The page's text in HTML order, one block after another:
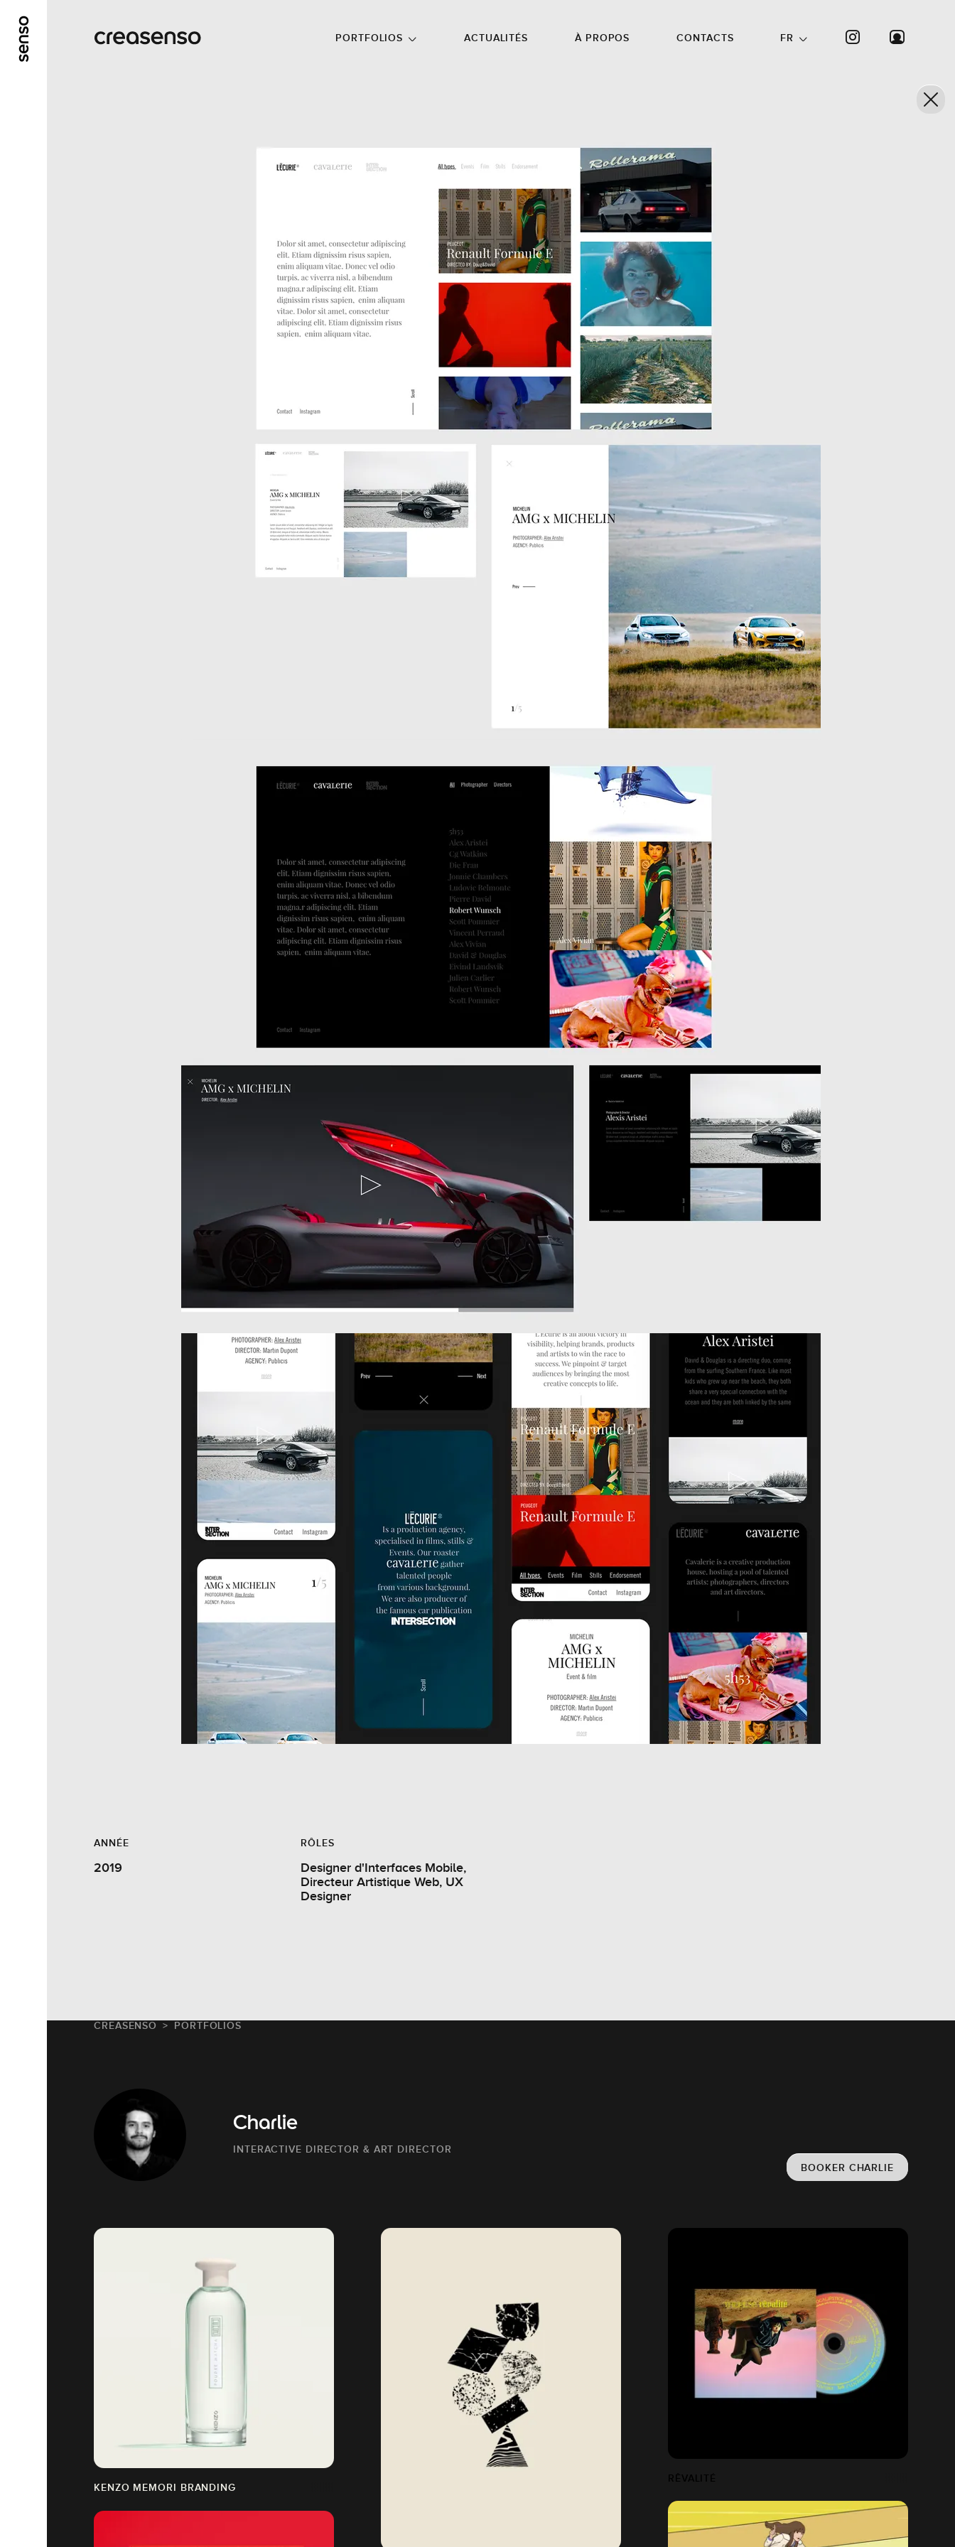
PORTFOLIOS
ACTUALITÉS À PROPOS CONTACTS FR
ANNÉE
2019
RÔLES
Designer d'Interfaces Mobile,
Directeur Artistique Web, UX
Designer
CREASENSO PORTFOLIOS
Charlie
INTERACTIVE DIRECTOR & ART DIRECTOR
BOOKER CHARLIE
KENZO MEMORI BRANDING
RÊVALITÉ